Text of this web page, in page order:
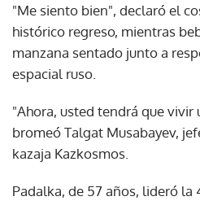
"Me siento bien", declaró el
histórico regreso, mientras
manzana sentado junto a
espacial ruso.
"Ahora, usted tendrá que vivir
bromeó Talgat Musabayev,
kazaja Kazkosmos.
Padalka, de 57 años, lideró la